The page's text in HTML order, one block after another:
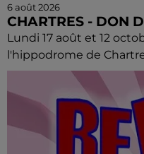
6 août 2026
CHARTRES - DON
Lundi 17 août et 12
l'hippodrome de